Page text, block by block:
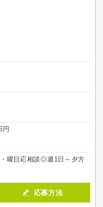
円
曜日応相談◎週1日～夕方
応募方法